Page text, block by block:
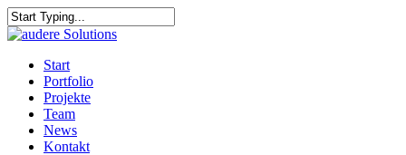
Skip
to
content
Close
Menu
Start
Portfolio
Projekte
Team
News
Kontakt